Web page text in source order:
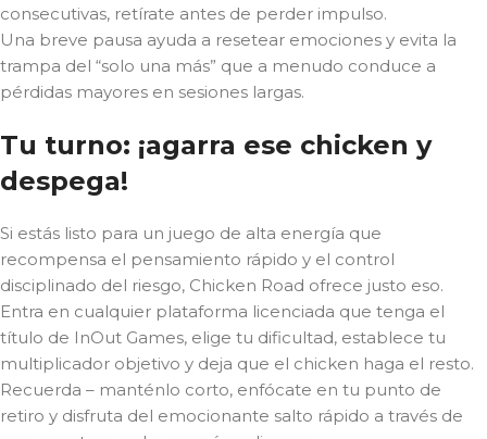
consecutivas, retírate antes de perder impulso.
Una breve pausa ayuda a resetear emociones y evita la
trampa del “solo una más” que a menudo conduce a
pérdidas mayores en sesiones largas.
Tu turno: ¡agarra ese chicken y
despega!
Si estás listo para un juego de alta energía que
recompensa el pensamiento rápido y el control
disciplinado del riesgo, Chicken Road ofrece justo eso.
Entra en cualquier plataforma licenciada que tenga el
título de InOut Games, elige tu dificultad, establece tu
multiplicador objetivo y deja que el chicken haga el resto.
Recuerda – manténlo corto, enfócate en tu punto de
retiro y disfruta del emocionante salto rápido a través de